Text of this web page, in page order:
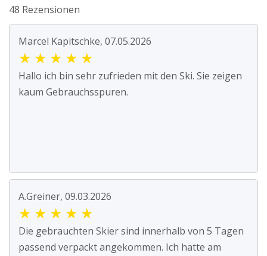
48 Rezensionen
Marcel Kapitschke, 07.05.2026
★ ★ ★ ★ ★
Hallo ich bin sehr zufrieden mit den Ski. Sie zeigen
kaum Gebrauchsspuren.
A.Greiner, 09.03.2026
★ ★ ★ ★ ★
Die gebrauchten Skier sind innerhalb von 5 Tagen
passend verpackt angekommen. Ich hatte am